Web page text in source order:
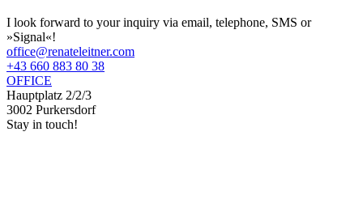
I look forward to your inquiry via email, telephone, SMS or
»Signal«!
office@renateleitner.com
+43 660 883 80 38
OFFICE
Hauptplatz 2/2/3
3002 Purkersdorf
Stay in touch!